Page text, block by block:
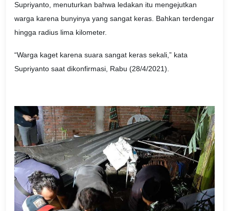
Supriyanto, menuturkan bahwa ledakan itu mengejutkan
warga karena bunyinya yang sangat keras. Bahkan terdengar
hingga radius lima kilometer.
“Warga kaget karena suara sangat keras sekali,” kata
Supriyanto saat dikonfirmasi, Rabu (28/4/2021).